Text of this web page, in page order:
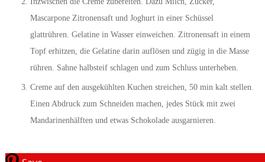
Mascarpone Zitronensaft und Joghurt in einer Schüssel
glattrühren. Gelatine in Wasser einweichen. Zitronensaft in einem
Topf erhitzen, die Gelatine darin auflösen und zügig in die Masse
rühren. Sahne halbsteif schlagen und zum Schluss unterheben.
Creme auf den ausgekühlten Kuchen streichen, 50 min kalt stellen.
Einen Abdruck zum Schneiden machen, jedes Stück mit zwei
Mandarinenhälften und etwas Schokolade ausgarnieren.